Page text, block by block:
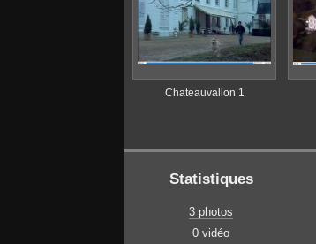
Chateauvallon 1
Statistiques
3 photos
0 vidéo